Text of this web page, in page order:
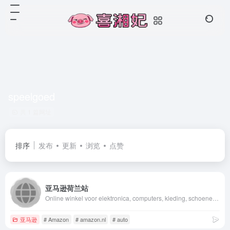
排序 发布 更新 浏览 点赞
亚马逊荷兰站
亚马逊 # Amazon # amazon.nl # auto